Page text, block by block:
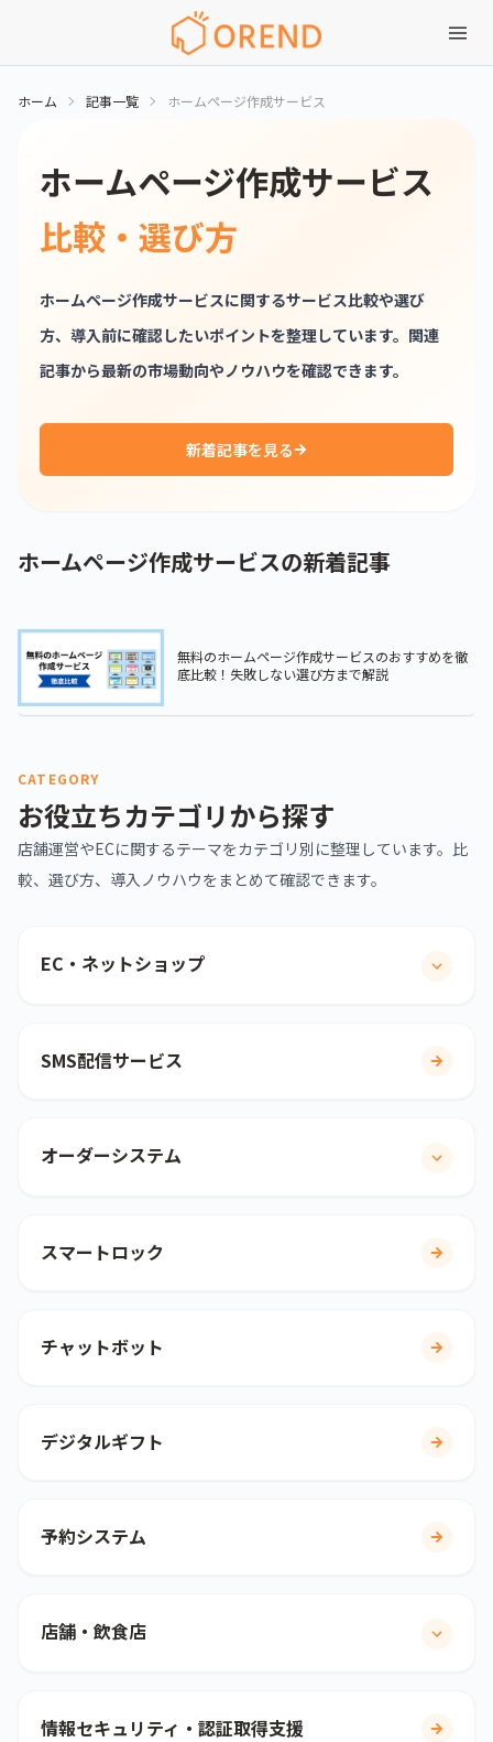
ホーム 記事一覧 ホームページ作成サービス
ホームページ作成サービス
比較・選び方
ホームページ作成サービスに関するサービス比較や選び
方、導入前に確認したいポイントを整理しています。関連
記事から最新の市場動向やノウハウを確認できます。
新着記事を見る
ホームページ作成サービスの新着記事
無料のホームページ作成サービスのおすすめを徹
底比較！失敗しない選び方まで解説
CATEGORY
お役立ちカテゴリから探す
店舗運営やECに関するテーマをカテゴリ別に整理しています。比
較、選び方、導入ノウハウをまとめて確認できます。
EC・ネットショップ
SMS配信サービス
オーダーシステム
スマートロック
チャットボット
デジタルギフト
予約システム
店舗・飲食店
情報セキュリティ・認証取得支援